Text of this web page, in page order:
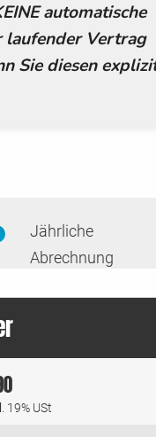
automatische
laufender Vertrag
Sie diesen
Jährliche
Abrechnung
. 19% USt